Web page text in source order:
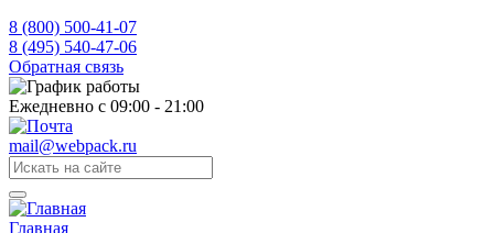
8 (800) 500-41-07
8 (495) 540-47-06
Обратная связь
Ежедневно с 09:00 - 21:00
mail@webpack.ru
Главная